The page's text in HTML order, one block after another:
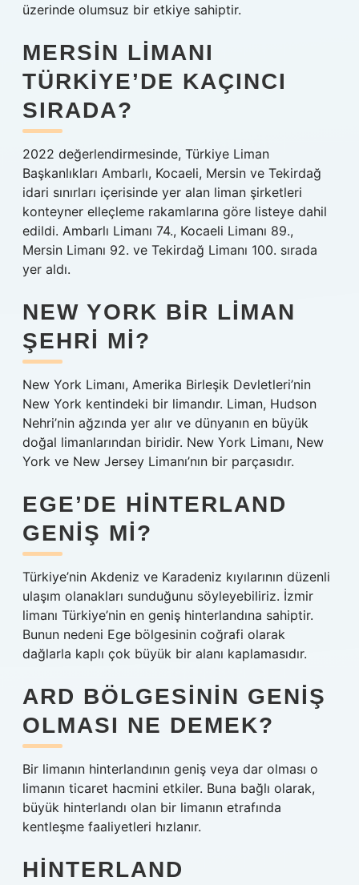
üzerinde olumsuz bir etkiye sahiptir.
MERSIN LIMANI
TÜRKIYE’DE KAÇINCI
SIRADA?
2022 değerlendirmesinde, Türkiye Liman
Başkanlıkları Ambarlı, Kocaeli, Mersin ve Tekirdağ
idari sınırları içerisinde yer alan liman şirketleri
konteyner elleçleme rakamlarına göre listeye dahil
edildi. Ambarlı Limanı 74., Kocaeli Limanı 89.,
Mersin Limanı 92. ve Tekirdağ Limanı 100. sırada
yer aldı.
NEW YORK BIR LIMAN
ŞEHRI MI?
New York Limanı, Amerika Birleşik Devletleri’nin
New York kentindeki bir limandır. Liman, Hudson
Nehri’nin ağzında yer alır ve dünyanın en büyük
doğal limanlarından biridir. New York Limanı, New
York ve New Jersey Limanı’nın bir parçasıdır.
EGE’DE HINTERLAND
GENIŞ MI?
Türkiye’nin Akdeniz ve Karadeniz kıyılarının düzenli
ulaşım olanakları sunduğunu söyleyebiliriz. İzmir
limanı Türkiye’nin en geniş hinterlandına sahiptir.
Bunun nedeni Ege bölgesinin coğrafi olarak
dağlarla kaplı çok büyük bir alanı kaplamasıdır.
ARD BÖLGESININ GENIŞ
OLMASI NE DEMEK?
Bir limanın hinterlandının geniş veya dar olması o
limanın ticaret hacmini etkiler. Buna bağlı olarak,
büyük hinterlandı olan bir limanın etrafında
kentleşme faaliyetleri hızlanır.
HINTERLAND